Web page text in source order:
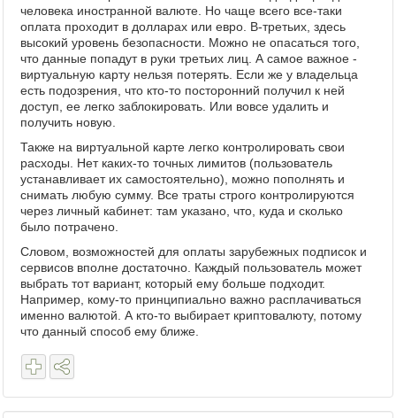
человека иностранной валюте. Но чаще всего все-таки
оплата проходит в долларах или евро. В-третьих, здесь
высокий уровень безопасности. Можно не опасаться того,
что данные попадут в руки третьих лиц. А самое важное -
виртуальную карту нельзя потерять. Если же у владельца
есть подозрения, что кто-то посторонний получил к ней
доступ, ее легко заблокировать. Или вовсе удалить и
получить новую.
Также на виртуальной карте легко контролировать свои
расходы. Нет каких-то точных лимитов (пользователь
устанавливает их самостоятельно), можно пополнять и
снимать любую сумму. Все траты строго контролируются
через личный кабинет: там указано, что, куда и сколько
было потрачено.
Словом, возможностей для оплаты зарубежных подписок и
сервисов вполне достаточно. Каждый пользователь может
выбрать тот вариант, который ему больше подходит.
Например, кому-то принципиально важно расплачиваться
именно валютой. А кто-то выбирает криптовалюту, потому
что данный способ ему ближе.